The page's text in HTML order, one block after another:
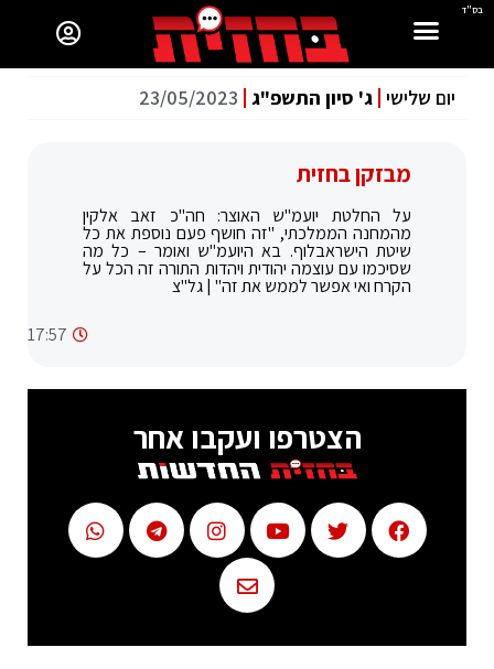
בס"ד
יום שלישי ג' סיון התשפ"ג 23/05/2023
מבזקן בחזית
על החלטת יועמ"ש האוצר: חה"כ זאב אלקין
מהמחנה הממלכתי, "זה חושף פעם נוספת את כל
שיטת הישראבלוף. בא היועמ"ש ואומר – כל מה
שסיכמו עם עוצמה יהודית ויהדות התורה זה הכל על
הקרח ואי אפשר לממש את זה" | גל"צ
17:57
הצטרפו ועקבו אחר